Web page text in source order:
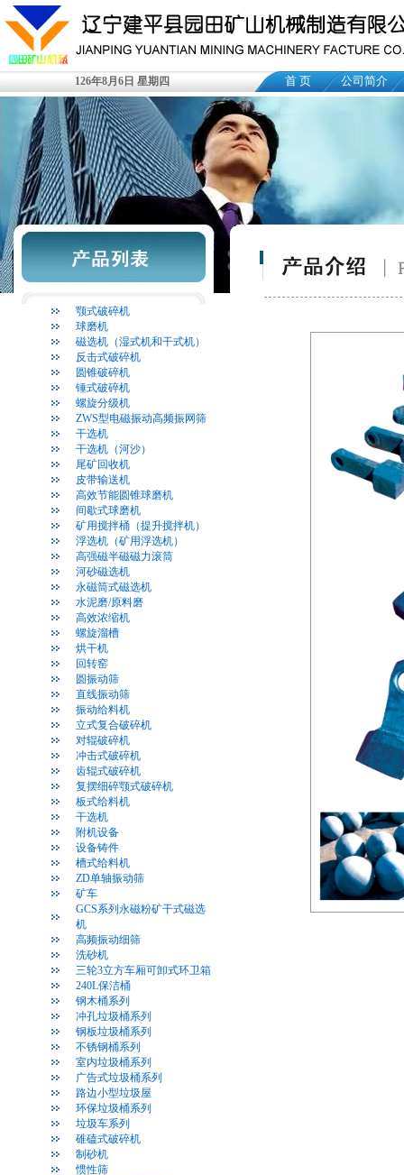
126年8月6日 星期四 首 页 公司简介
颚式破碎机
球磨机
磁选机（湿式机和干式机）
反击式破碎机
圆锥破碎机
锤式破碎机
螺旋分级机
ZWS型电磁振动高频振网筛
干选机
干选机（河沙）
尾矿回收机
皮带输送机
高效节能圆锥球磨机
间歇式球磨机
矿用搅拌桶（提升搅拌机）
浮选机（矿用浮选机）
高强磁半磁磁力滚筒
河砂磁选机
永磁筒式磁选机
水泥磨/原料磨
高效浓缩机
螺旋溜槽
烘干机
回转窑
圆振动筛
直线振动筛
振动给料机
立式复合破碎机
对辊破碎机
冲击式破碎机
齿辊式破碎机
复摆细碎颚式破碎机
板式给料机
干选机
附机设备
设备铸件
槽式给料机
ZD单轴振动筛
矿车
GCS系列永磁粉矿干式磁选
机
高频振动细筛
洗砂机
三轮3立方车厢可卸式环卫箱
240L保洁桶
钢木桶系列
冲孔垃圾桶系列
钢板垃圾桶系列
不锈钢桶系列
室内垃圾桶系列
广告式垃圾桶系列
路边小型垃圾屋
环保垃圾桶系列
垃圾车系列
碓磕式破碎机
制砂机
惯性筛